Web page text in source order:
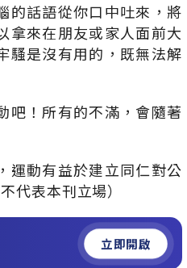
的話語從你口中吐來，將
拿來在朋友或家人面前大
騷是沒有用的，既無法解
吧！所有的不滿，會隨著
運動有益於建立同仁對公
代表本刊立場）
立即開啟